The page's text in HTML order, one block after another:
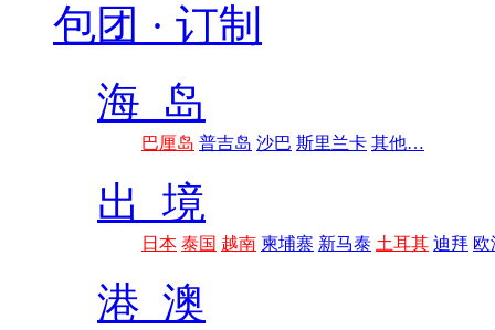
包团 · 订制
海 岛
巴厘岛 普吉岛 沙巴 斯里兰卡 其他…
出 境
日本 泰国 越南 柬埔寨 新马泰 土耳其 迪拜 欧
港 澳